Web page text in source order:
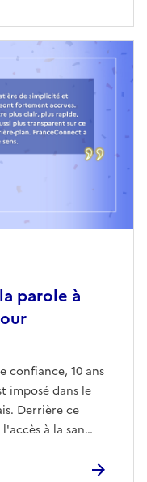
parole à
confiance, 10 ans
imposé dans le
Derrière ce
à la san…